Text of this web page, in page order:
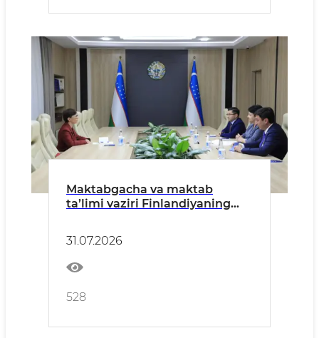
Maktabgacha va maktab
ta’limi vaziri Finlandiyaning
31.07.2026
528